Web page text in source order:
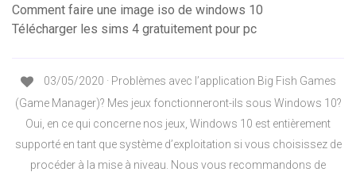
Comment faire une image iso de windows 10
Télécharger les sims 4 gratuitement pour pc
03/05/2020 · Problèmes avec l’application Big Fish Games
(Game Manager)? Mes jeux fonctionneront-ils sous Windows 10?
Oui, en ce qui concerne nos jeux, Windows 10 est entièrement
supporté en tant que système d’exploitation si vous choisissez de
procéder à la mise à niveau. Nous vous recommandons de